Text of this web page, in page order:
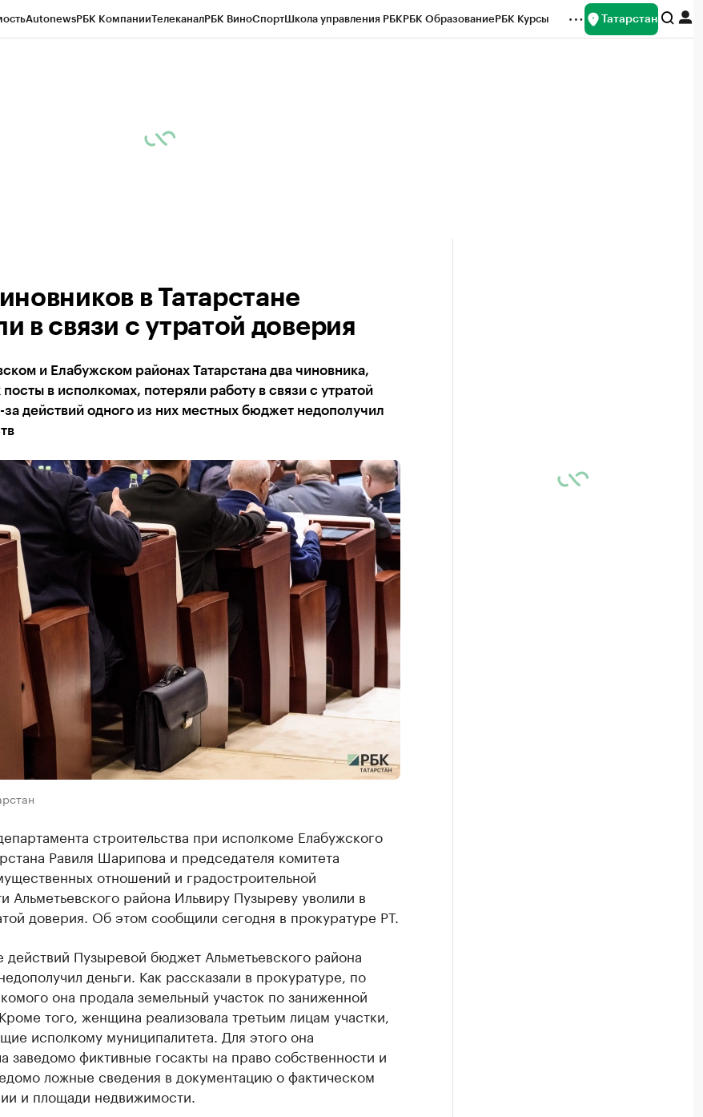
AutonewsРБК КомпанииТелеканалРБК ВиноСпортШкола управления РБКРБК ОбразованиеРБК Курсы Татарстан
в Татарстане
в связи с утратой доверия
и Елабужском районах Татарстана два чиновника,
в исполкомах, потеряли работу в связи с утратой
действий одного из них местных бюджет недополучил
строительства при исполкоме Елабужского
Равиля Шарипова и председателя комитета
отношений и градостроительной
Альметьевского района Ильвиру Пузыреву уволили в
доверия. Об этом сообщили сегодня в прокуратуре РТ.
действий Пузыревой бюджет Альметьевского района
деньги. Как рассказали в прокуратуре, по
она продала земельный участок по заниженной
того, женщина реализовала третьим лицам участки,
исполкому муниципалитета. Для этого она
заведомо фиктивные госакты на право собственности и
ложные сведения в документацию о фактическом
и площади недвижимости.